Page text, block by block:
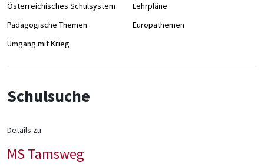
Österreichisches Schulsystem
Lehrpläne
Pädagogische Themen
Europathemen
Umgang mit Krieg
Schulsuche
Details zu
MS Tamsweg